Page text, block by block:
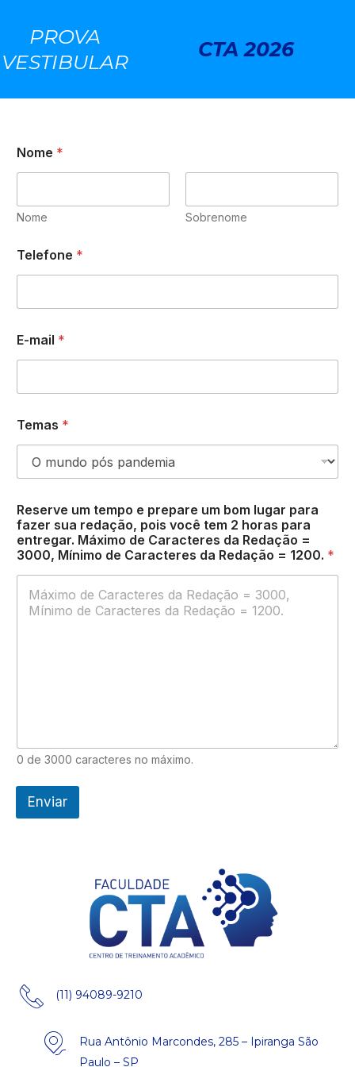
o
PROVA
VESTIBULAR
CTA 2026
Nome *
Nome Sobrenome
Telefone *
E-mail *
Temas *
Reserve um tempo e prepare um bom lugar para
fazer sua redação, pois você tem 2 horas para
entregar. Máximo de Caracteres da Redação =
3000, Mínimo de Caracteres da Redação = 1200. *
0 de 3000 caracteres no máximo.
Enviar
(11) 94089-9210
Rua Antônio Marcondes, 285 – Ipiranga São
Paulo – SP